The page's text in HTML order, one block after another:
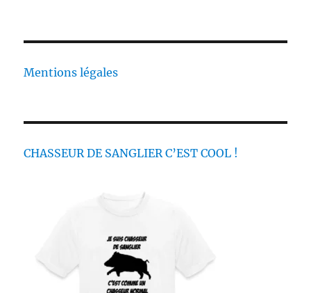
Mentions légales
CHASSEUR DE SANGLIER C’EST COOL !